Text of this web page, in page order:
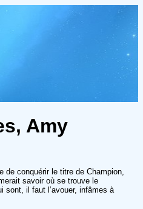
Amy
de conquérir le titre de Champion,
savoir où se trouve le
sont, il faut l’avouer, infâmes à